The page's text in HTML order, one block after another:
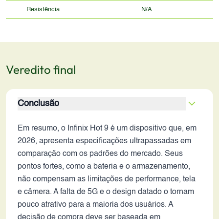
Resistência N/A
Veredito final
Conclusão
Em resumo, o Infinix Hot 9 é um dispositivo que, em
2026, apresenta especificações ultrapassadas em
comparação com os padrões do mercado. Seus
pontos fortes, como a bateria e o armazenamento,
não compensam as limitações de performance, tela
e câmera. A falta de 5G e o design datado o tornam
pouco atrativo para a maioria dos usuários. A